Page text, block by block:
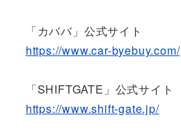
「カババ」公式サイト
https://www.car-byebuy.com/
「SHIFTGATE」公式サイト
https://www.shift-gate.jp/